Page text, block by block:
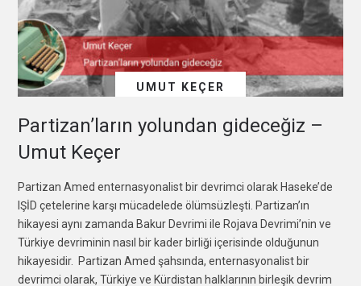
UMUT KEÇER
Partizan’ların yolundan gideceğiz –
Umut Keçer
Partizan Amed enternasyonalist bir devrimci olarak Haseke’de
IŞİD çetelerine karşı mücadelede ölümsüzleşti. Partizan’ın
hikayesi aynı zamanda Bakur Devrimi ile Rojava Devrimi’nin ve
Türkiye devriminin nasıl bir kader birliği içerisinde olduğunun
hikayesidir. Partizan Amed şahsında, enternasyonalist bir
devrimci olarak, Türkiye ve Kürdistan halklarının birleşik devrim